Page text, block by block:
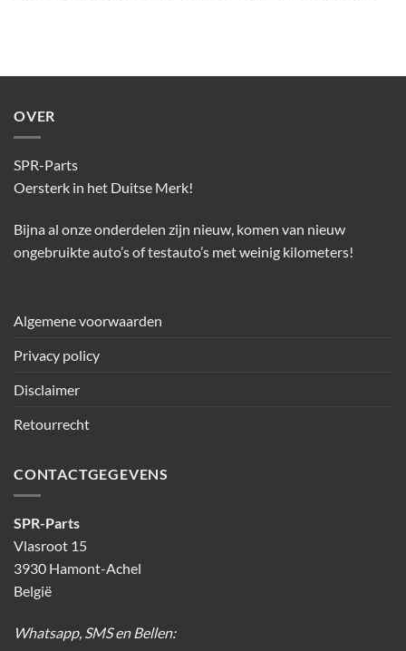
OVER
SPR-Parts
Oersterk in het Duitse Merk!
Bijna al onze onderdelen zijn nieuw, komen van nieuw
ongebruikte auto’s of testauto’s met weinig kilometers!
Algemene voorwaarden
Privacy policy
Disclaimer
Retourrecht
CONTACTGEGEVENS
SPR-Parts
Vlasroot 15
3930 Hamont-Achel
België
Whatsapp, SMS en Bellen: